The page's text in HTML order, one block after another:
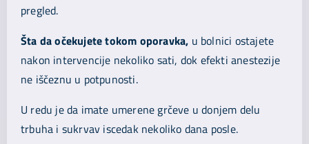
pregled.
Šta da očekujete tokom oporavka, u bolnici ostajete
nakon intervencije nekoliko sati, dok efekti anestezije
ne iščeznu u potpunosti.
U redu je da imate umerene grčeve u donjem delu
trbuha i sukrvav iscedak nekoliko dana posle.